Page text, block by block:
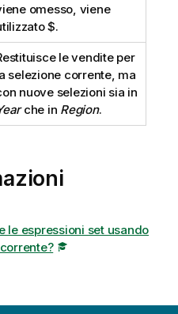
omesso, viene
$.
le vendite per
selezione corrente, ma
nuove selezioni sia in
che in Region.
le espressioni set usando